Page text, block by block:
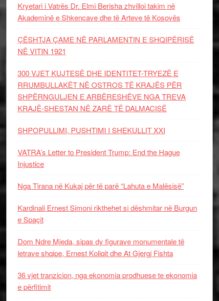
Kryetari i Vatrës Dr. Elmi Berisha zhvilloi takim në
Akademinë e Shkencave dhe të Arteve të Kosovës
ÇËSHTJA ÇAME NË PARLAMENTIN E SHQIPËRISË
NË VITIN 1921
300 VJET KUJTESË DHE IDENTITET-TRYEZË E
RRUMBULLAKËT NË OSTROS TË KRAJËS PËR
SHPËRNGULJEN E ARBËRESHËVE NGA TREVA
KRAJË-SHESTAN NË ZARË TË DALMACISË
SHPOPULLIMI, PUSHTIMI I SHEKULLIT XXI
VATRA’s Letter to President Trump: End the Hague
Injustice
Nga Tirana në Kukaj për të parë “Lahuta e Malësisë”
Kardinali Ernest Simoni rikthehet si dëshmitar në Burgun
e Spaçit
Dom Ndre Mjeda, sipas dy figurave monumentale të
letrave shqipe, Ernest Koliqit dhe At Gjergj Fishta
36 vjet tranzicion, nga ekonomia prodhuese te ekonomia
e përfitimit